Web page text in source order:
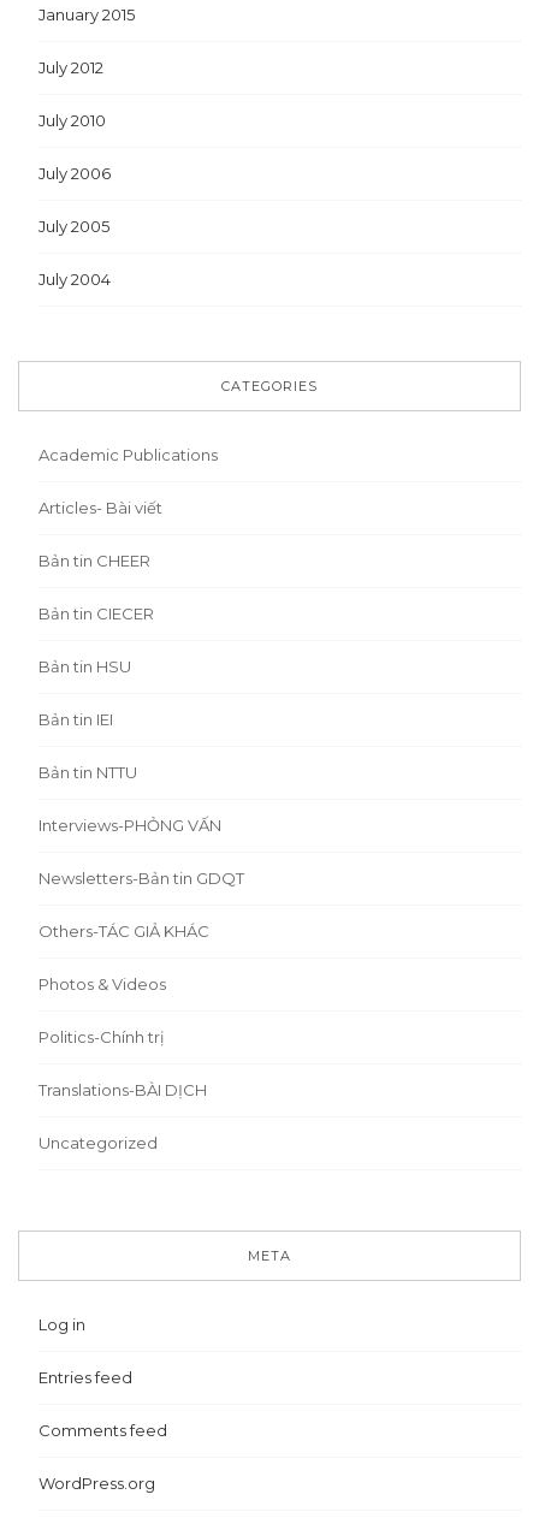
January 2015
July 2012
July 2010
July 2006
July 2005
July 2004
CATEGORIES
Academic Publications
Articles- Bài viết
Bản tin CHEER
Bản tin CIECER
Bản tin HSU
Bản tin IEI
Bản tin NTTU
Interviews-PHỎNG VẤN
Newsletters-Bản tin GDQT
Others-TÁC GIẢ KHÁC
Photos & Videos
Politics-Chính trị
Translations-BÀI DỊCH
Uncategorized
META
Log in
Entries feed
Comments feed
WordPress.org